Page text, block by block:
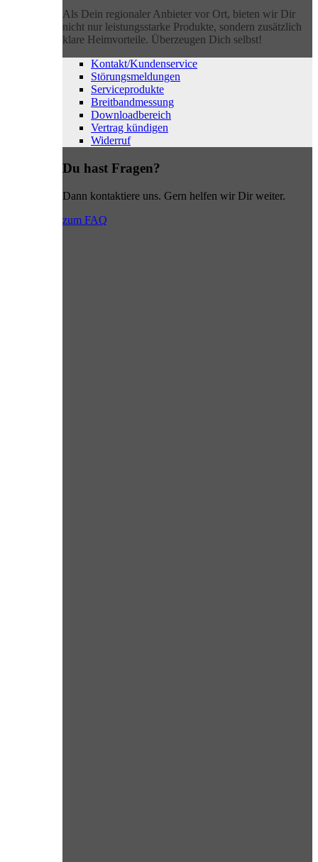
Als Dein regionaler Anbieter vor Ort, bieten wir Dir
nicht nur leistungsstarke Produkte, sondern zusätzlich
klare Heimvorteile. Überzeugen Dich selbst!
Kontakt/Kundenservice
Störungsmeldungen
Serviceprodukte
Breitbandmessung
Downloadbereich
Vertrag kündigen
Widerruf
Du hast Fragen?
Dann kontaktiere uns. Gern helfen wir Dir weiter.
zum FAQ